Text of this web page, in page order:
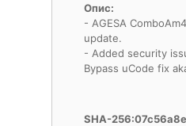
Опис:
- AGESA
update.
- Added security
Bypass uCode fix
SHA-